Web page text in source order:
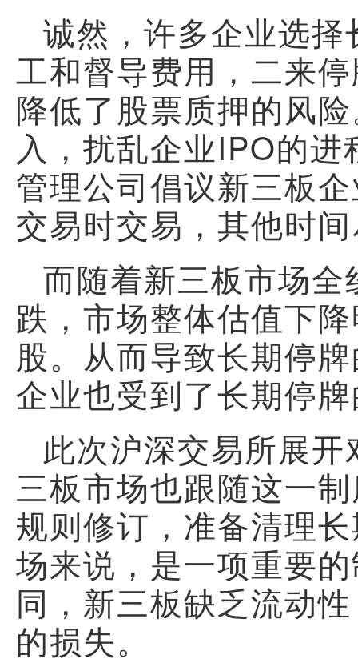
诚然，许多企业选
工和督导费用，二来
降低了股票质押的风
入，扰乱企业IPO的
管理公司倡议新三板
交易时交易，其他时
而随着新三板市场
跌，市场整体估值下
股。从而导致长期停
企业也受到了长期停
此次沪深交易所展
三板市场也跟随这一
规则修订，准备清理
场来说，是一项重要
同，新三板缺乏流动
的损失。